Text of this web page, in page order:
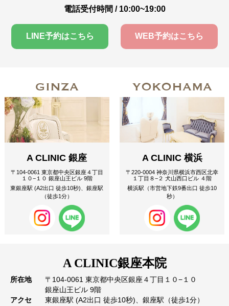
電話受付時間 / 10:00~19:00
LINE予約はこちら WEB予約はこちら
GINZA
A CLINIC 銀座
〒104-0061 東京都中央区銀座４丁目
１０−１０ 銀座山王ビル 9階
東銀座駅 (A2出口 徒歩10秒)、銀座駅
（徒歩1分）
YOKOHAMA
A CLINIC 横浜
〒220-0004 神奈川県横浜市西区北幸
１丁目８−２ 犬山西口ビル ４階
横浜駅（市営地下鉄9番出口 徒歩10
秒）
A CLINIC銀座本院
所在地
〒104-0061 東京都中央区銀座４丁目１０−１０
銀座山王ビル 9階
アクセ
東銀座駅 (A2出口 徒歩10秒)、銀座駅（徒歩1分）